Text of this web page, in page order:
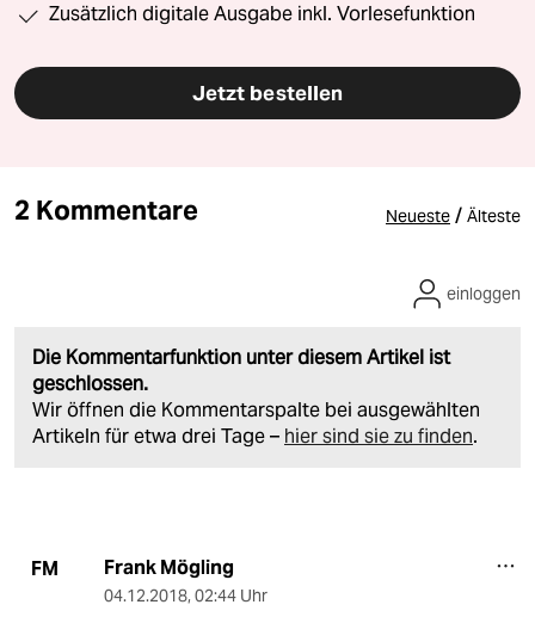
Zusätzlich digitale Ausgabe inkl. Vorlesefunktion
Jetzt bestellen
2 Kommentare Neueste / Älteste
Die Kommentarfunktion unter diesem Artikel ist
geschlossen.
Wir öffnen die Kommentarspalte bei ausgewählten
Artikeln für etwa drei Tage – hier sind sie zu finden.
einloggen
FM Frank Mögling
04.12.2018, 02:44 Uhr